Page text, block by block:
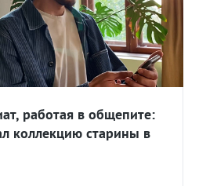
работая в общепите:
коллекцию старины в